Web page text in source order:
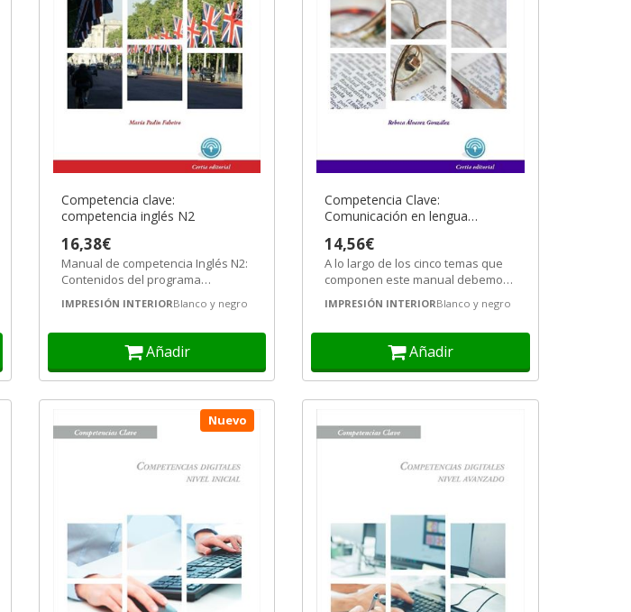
Competencia clave:
competencia inglés N2
16,38€
Manual de competencia Inglés N2:
Contenidos del programa
formativo FCOV01 Comunicación
en lenguajes...
IMPRESIÓN INTERIORBlanco y negro
Añadir
Competencia Clave:
Comunicación en lengua
14,56€
A lo largo de los cinco temas que
componen este manual debemos
adquirir las competencias...
IMPRESIÓN INTERIORBlanco y negro
Añadir
Nuevo